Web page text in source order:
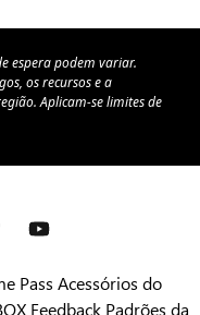
espera podem variar.
os recursos e a
Aplicam-se limites de
Pass Acessórios do
Feedback Padrões da